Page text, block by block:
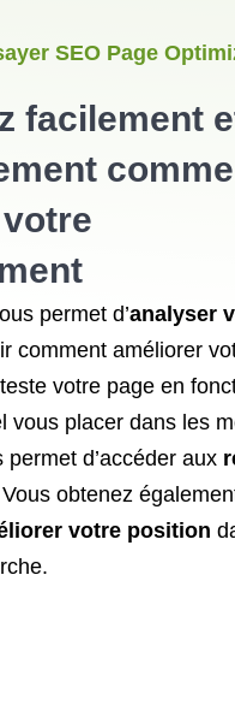
SEO Page
facilement
permet d’analyser
comment améliorer
votre page en
vous placer dans les
d’accéder aux
obtenez
votre position